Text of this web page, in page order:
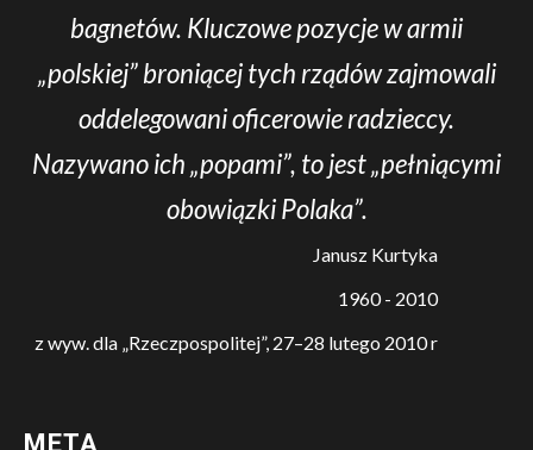
bagnetów. Kluczowe pozycje w armii
„polskiej” broniącej tych rządów zajmowali
oddelegowani oficerowie radzieccy.
Nazywano ich „popami”, to jest „pełniącymi
obowiązki Polaka”.
Janusz Kurtyka
1960 - 2010
z wyw. dla „Rzeczpospolitej”, 27–28 lutego 2010 r
META